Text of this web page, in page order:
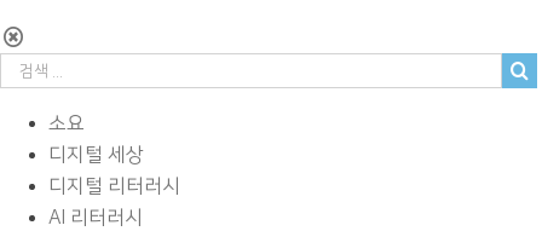
소요
디지털 세상
디지털 리터러시
AI 리터러시